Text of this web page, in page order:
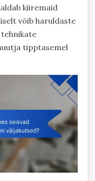
kiiremaid
võib haruldaste
tipptasemel